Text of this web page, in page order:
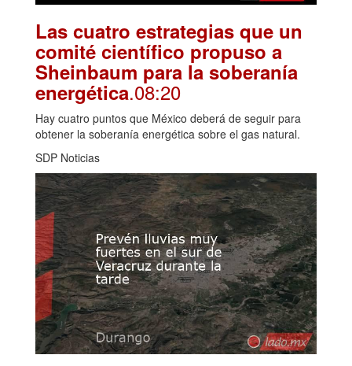
Las cuatro estrategias que un
comité científico propuso a
Sheinbaum para la soberanía
energética.08:20
Hay cuatro puntos que México deberá de seguir para
obtener la soberanía energética sobre el gas natural.
SDP Noticias